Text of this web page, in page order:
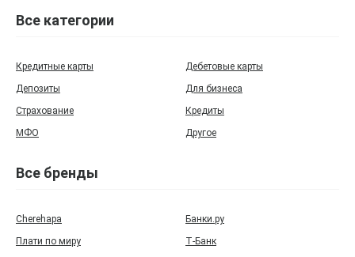
Все категории
Кредитные карты
Дебетовые карты
Депозиты
Для бизнеса
Страхование
Кредиты
МФО
Другое
Все бренды
Cherehapa
Банки.ру
Плати по миру
Т‑Банк